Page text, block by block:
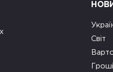
Світ
Гроші